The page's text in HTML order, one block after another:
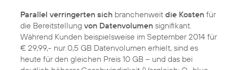
Parallel verringerten sich branchenweit die Kosten für
die Bereitstellung von Datenvolumen signifikant.
Während Kunden beispielsweise im September 2014 für
€ 29,99,- nur 0,5 GB Datenvolumen erhielt, sind es
heute für den gleichen Preis 10 GB – und das bei